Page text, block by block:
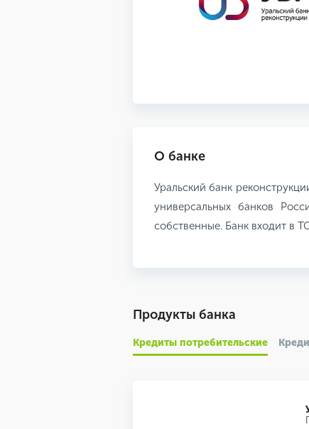
О банке
Уральский банк
универсальных банков
собственные. Банк входит в
Продукты банка
Кредиты потребительские